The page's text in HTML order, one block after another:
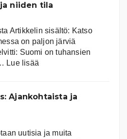
niiden tila
Artikkelin sisältö: Katso
on pal­jon jär­viä
Suomi on tuhansien
Lue lisää
ja
Ajankohtaista ja
uutisia ja muita